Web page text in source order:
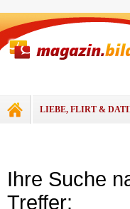
LIEBE, FLIRT &
Ihre Suche
Treffer: